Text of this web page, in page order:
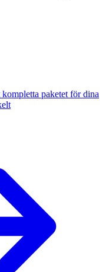
kompletta paketet för dina